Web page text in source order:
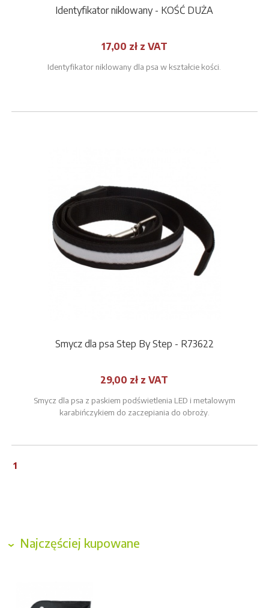
Identyfikator niklowany - KOŚĆ DUŻA
17,00 zł z VAT
Identyfikator niklowany dla psa w kształcie kości.
Smycz dla psa Step By Step - R73622
29,00 zł z VAT
Smycz dla psa z paskiem podświetlenia LED i metalowym
karabińczykiem do zaczepiania do obroży.
1
Najczęściej kupowane